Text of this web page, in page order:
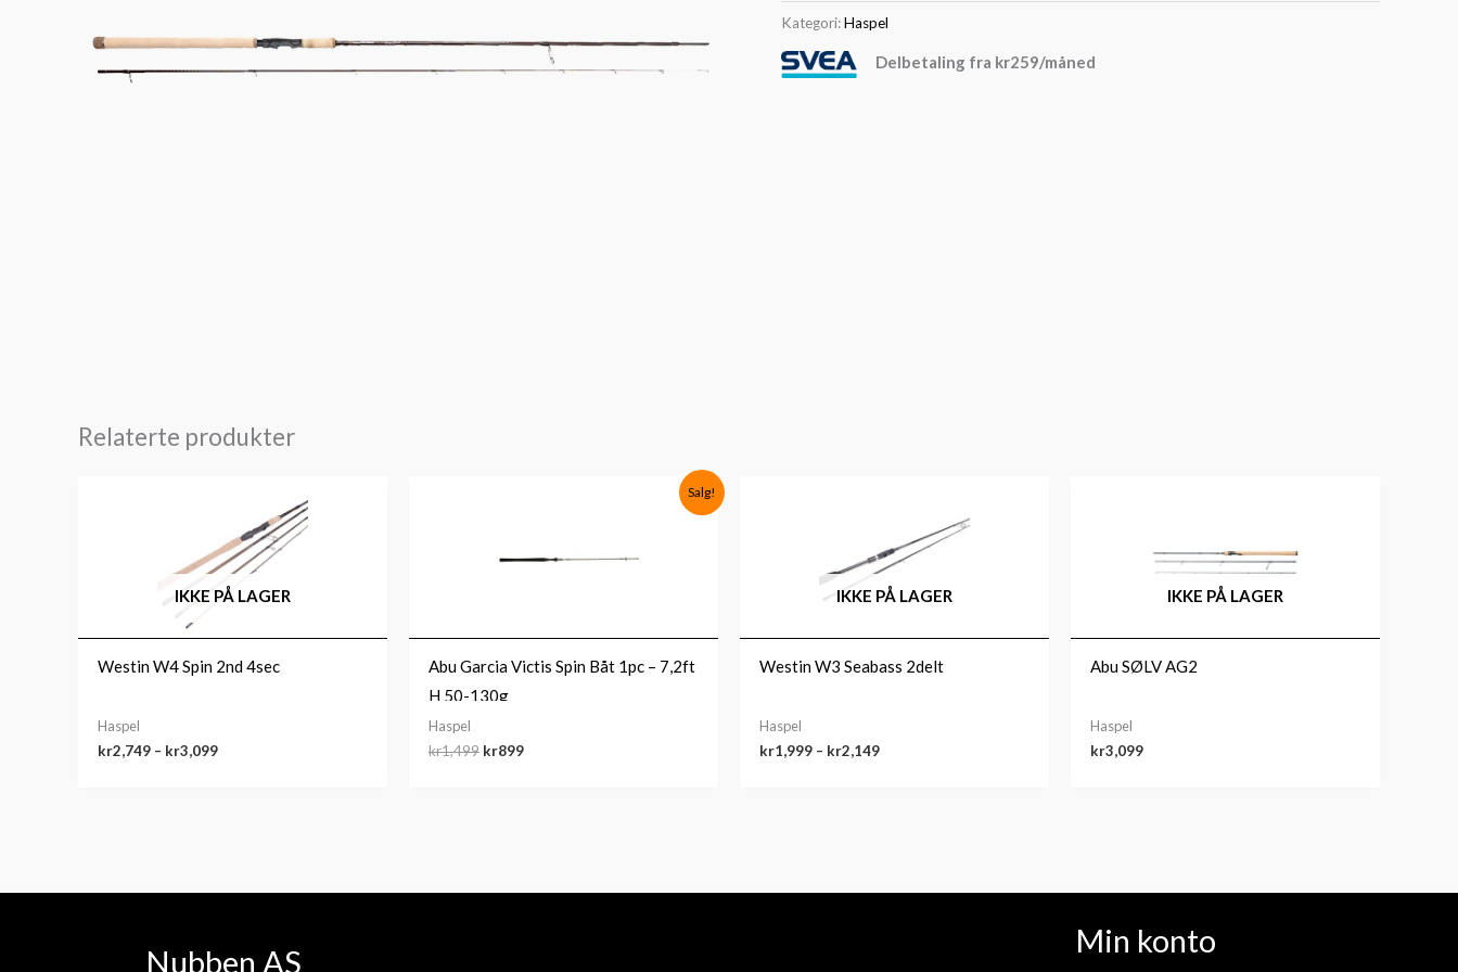
antall
Kategori:Haspel
Delbetaling fra kr259/måned
Relaterte produkter
IKKE PÅ LAGER
Westin W4 Spin 2nd 4sec
Haspel
kr2,749 – kr3,099
kr3,099
Salg!
Abu Garcia Victis Spin Båt 1pc – 7,2ft
H 50-130g
Haspel
kr1,499 kr899
IKKE PÅ LAGER
Westin W3 Seabass 2delt
Haspel
kr1,999 – kr2,149
kr2,149
IKKE PÅ LAGER
Abu SØLV AG2
Haspel
kr3,099
Nubben AS
Min konto